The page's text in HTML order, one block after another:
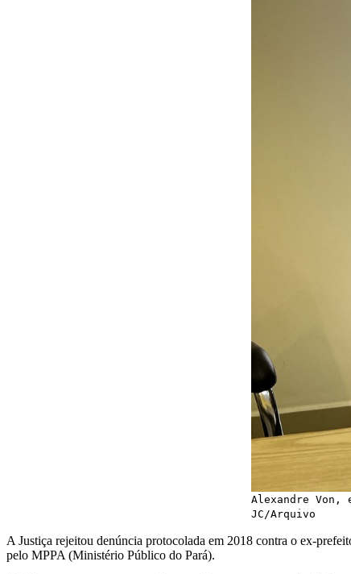
Alexandre
JC/Arquivo
A Justiça rejeitou denúncia protocolada em 2018 contra o ex-
pelo MPPA (Ministério Público do Pará).